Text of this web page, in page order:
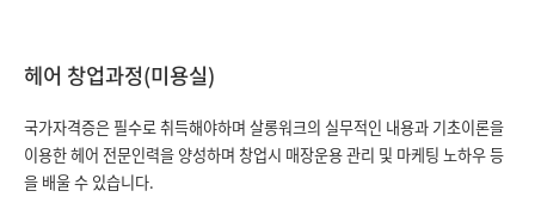
헤어 창업과정(미용실)
국가자격증은 필수로 취득해야하며 살롱워크의 실무적인 내용과 기초이론을
이용한 헤어 전문인력을 양성하며 창업시 매장운용 관리 및 마케팅 노하우 등
을 배울 수 있습니다.